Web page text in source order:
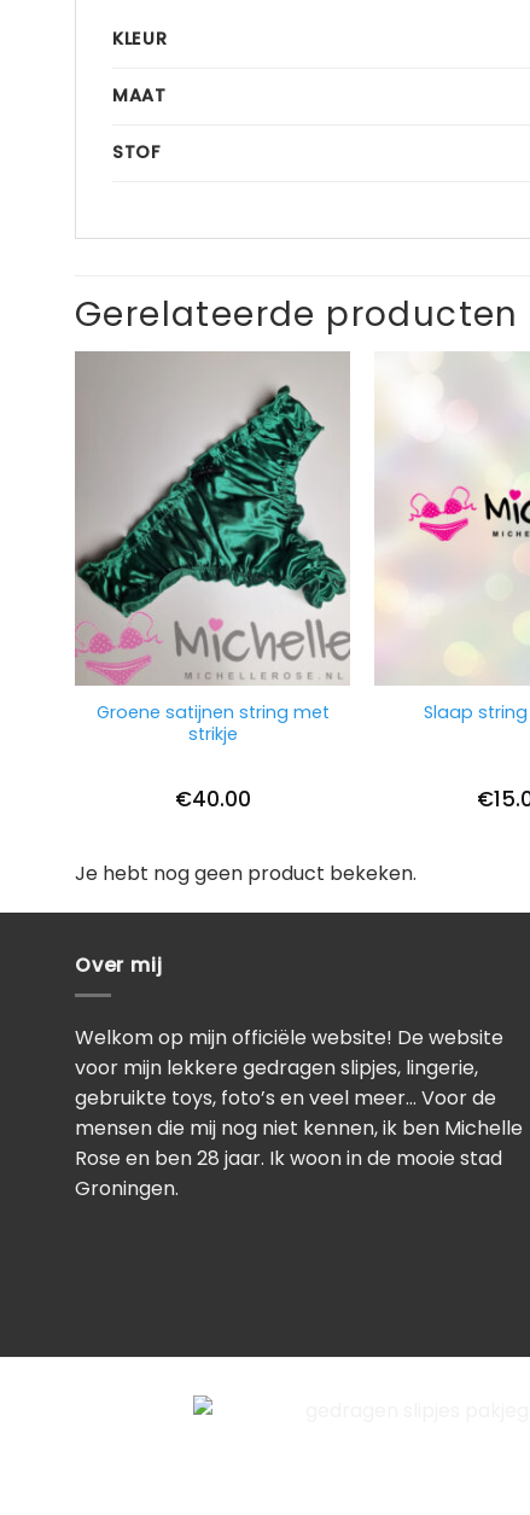
KLEUR
MAAT
STOF
Gerelateerde producten
Groene satijnen string met
strikje
€40.00
Slaap
€
Je hebt nog geen product bekeken.
Over mij
Welkom op mijn officiële website! De website
voor mijn lekkere gedragen slipjes, lingerie,
gebruikte toys, foto’s en veel meer… Voor de
mensen die mij nog niet kennen, ik ben Michelle
Rose en ben 28 jaar. Ik woon in de mooie stad
Groningen.